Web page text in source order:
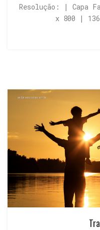
Resolução: | Capa
x 800 |